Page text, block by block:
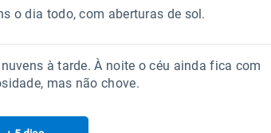
0.0mm
30%68%
06:26h às 17:45h
Minguante
Chuva
0.0mm
Umidade do ar
25%74%
06:25h às 17:45h
o dia todo, com aberturas de sol.
Manhã Tarde Noite
Chuva
à tarde. À noite o céu ainda fica com
mas não chove.